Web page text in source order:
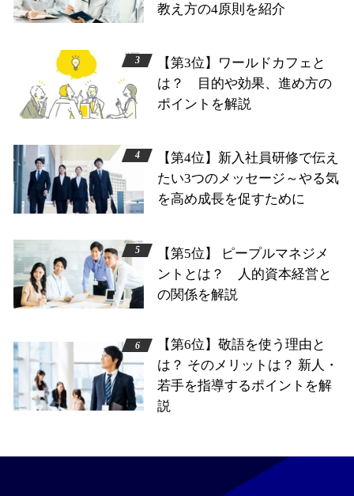
教え方の4原則を紹介
【第3位】ワールドカフェと
は？ 目的や効果、進め方の
ポイントを解説
【第4位】新入社員研修で伝え
たい3つのメッセージ～やる気
を高め成長を促すために
【第5位】 ピープルマネジメ
ントとは？ 人的資本経営と
の関係を解説
【第6位】敬語を使う理由と
は？ そのメリットは？ 新人・
若手を指導するポイントを解
説